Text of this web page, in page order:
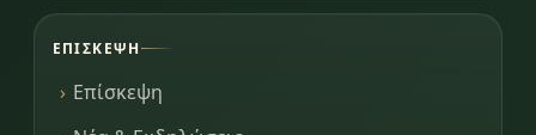
ΕΠΊΣΚΕΨΗ
Επίσκεψη